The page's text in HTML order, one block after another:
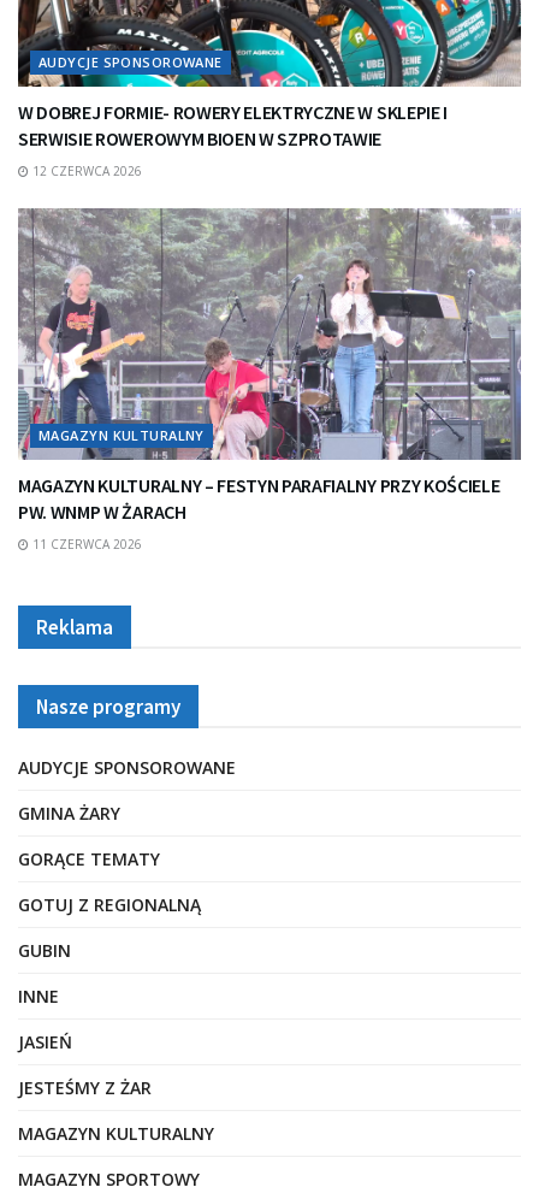
AUDYCJE SPONSOROWANE
W DOBREJ FORMIE- ROWERY ELEKTRYCZNE W SKLEPIE I
SERWISIE ROWEROWYM BIOEN W SZPROTAWIE
12 CZERWCA 2026
MAGAZYN KULTURALNY
MAGAZYN KULTURALNY – FESTYN PARAFIALNY PRZY KOŚCIELE
PW. WNMP W ŻARACH
11 CZERWCA 2026
Reklama
Nasze programy
AUDYCJE SPONSOROWANE
GMINA ŻARY
GORĄCE TEMATY
GOTUJ Z REGIONALNĄ
GUBIN
INNE
JASIEŃ
JESTEŚMY Z ŻAR
MAGAZYN KULTURALNY
MAGAZYN SPORTOWY